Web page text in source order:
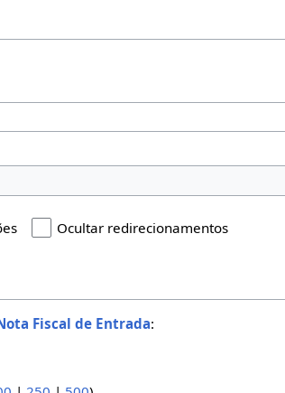
Ocultar redirecionamentos
Fiscal de Entrada: